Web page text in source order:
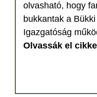
olvasható, hogy
bukkantak a
Igazgatóság
Olvassák el